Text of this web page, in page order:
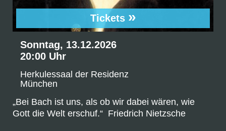
Tickets »
Sonntag, 13.12.2026
20:00 Uhr
Herkulessaal der Residenz
München
„Bei Bach ist uns, als ob wir dabei wären, wie
Gott die Welt erschuf.“ Friedrich Nietzsche